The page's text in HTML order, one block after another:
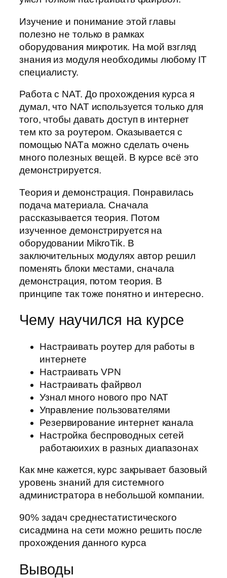
Изучение и понимание этой главы
полезно не только в рамках
оборудования микротик. На мой взгляд
знания из модуля необходимы любому IT
специалисту.
Работа с NAT. До прохождения курса я
думал, что NAT используется только для
того, чтобы давать доступ в интернет
тем кто за роутером. Оказывается с
помощью NATа можно сделать очень
много полезных вещей. В курсе всё это
демонстрируется.
Теория и демонстрация. Понравилась
подача материала. Сначала
рассказывается теория. Потом
изученное демонстрируется на
оборудовании MikroTik. В
заключительных модулях автор решил
поменять блоки местами, сначала
демонстрация, потом теория. В
принципе так тоже понятно и интересно.
Чему научился на курсе
Настраивать роутер для работы в
интернете
Настраивать VPN
Настраивать файрвол
Узнал много нового про NAT
Управление пользователями
Резервирование интернет канала
Настройка беспроводных сетей
работаюихих в разных диапазонах
Как мне кажется, курс закрывает базовый
уровень знаний для системного
администратора в небольшой компании.
90% задач среднестатистического
сисадмина на сети можно решить после
прохождения данного курса
Выводы